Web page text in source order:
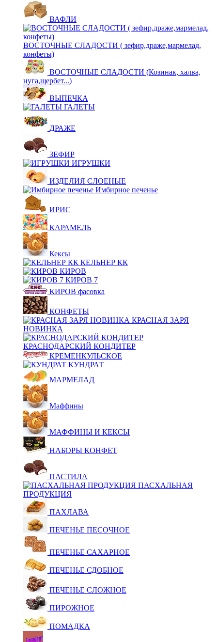
ВАФЛИ
ВОСТОЧНЫЕ СЛАДОСТИ ( зефир,драже,мармелад,
конфеты)
ВОСТОЧНЫЕ СЛАДОСТИ (Козинак, халва,
нуга,щербет...)
ВЫПЕЧКА
ГАЛЕТЫ
ДРАЖЕ
ЗЕФИР
ИГРУШКИ
ИЗДЕЛИЯ СЛОЕНЫЕ
Имбирное печенье
ИРИС
КАРАМЕЛЬ
Кексы
КЕЛЬНЕР КК
КИРОВ
КИРОВ 7
КИРОВ фасовка
КОНФЕТЫ
КРАСНАЯ ЗАРЯ
НОВИНКА
КРАСНОДАРСКИЙ КОНДИТЕР
КРЕМЕНКУЛЬСКОЕ
КУНДРАТ
МАРМЕЛАД
Маффины
МАФФИНЫ И КЕКСЫ
НАБОРЫ КОНФЕТ
ПАСТИЛА
ПАСХАЛЬНАЯ
ПРОДУКЦИЯ
ПАХЛАВА
ПЕЧЕНЬЕ ПЕСОЧНОЕ
ПЕЧЕНЬЕ САХАРНОЕ
ПЕЧЕНЬЕ СДОБНОЕ
ПЕЧЕНЬЕ СЛОЖНОЕ
ПИРОЖНОЕ
ПОМАДКА